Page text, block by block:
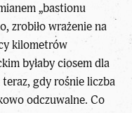
„bastionu
zrobiło wrażenie na
kilometrów
byłaby ciosem dla
teraz, gdy rośnie liczba
odczuwalne. Co